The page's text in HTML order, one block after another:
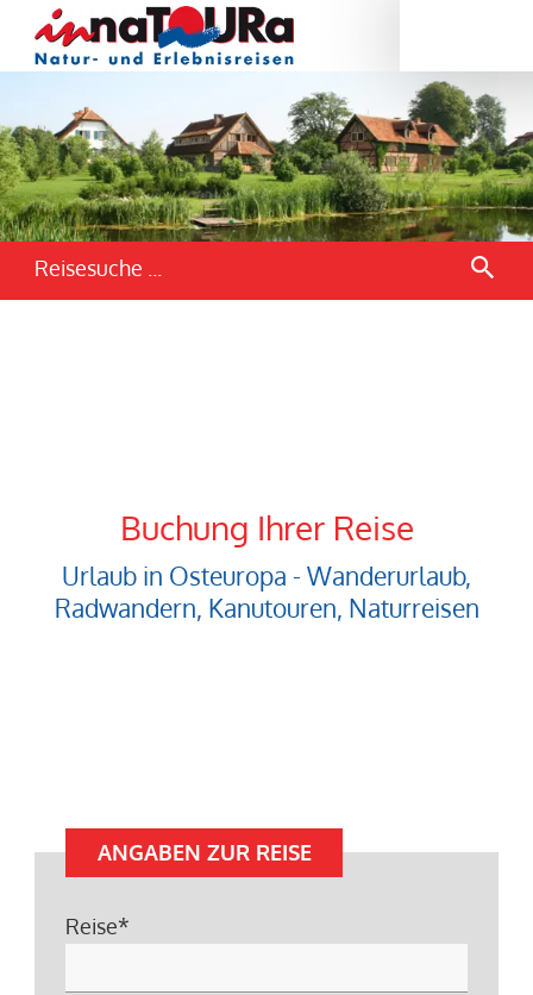
Reisesuche ...
Buchung Ihrer Reise
Urlaub in Osteuropa - Wanderurlaub,
Radwandern, Kanutouren, Naturreisen
ANGABEN ZUR REISE
Reise*